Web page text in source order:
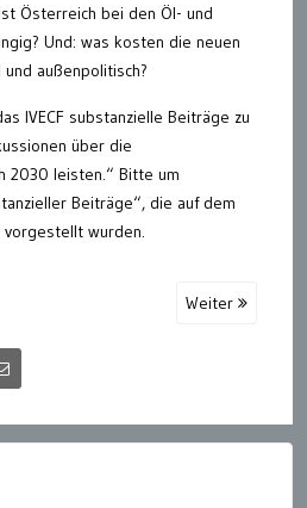
Österreich bei den Öl- und
Und: was kosten die neuen
außenpolitisch?
IVECF substanzielle Beiträge zu
über die
2030 leisten.“ Bitte um
Beiträge“, die auf dem
wurden.
Weiter